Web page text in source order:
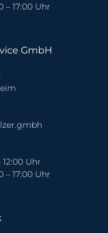
– 17:00 Uhr
GmbH
Uhr
– 17:00 Uhr